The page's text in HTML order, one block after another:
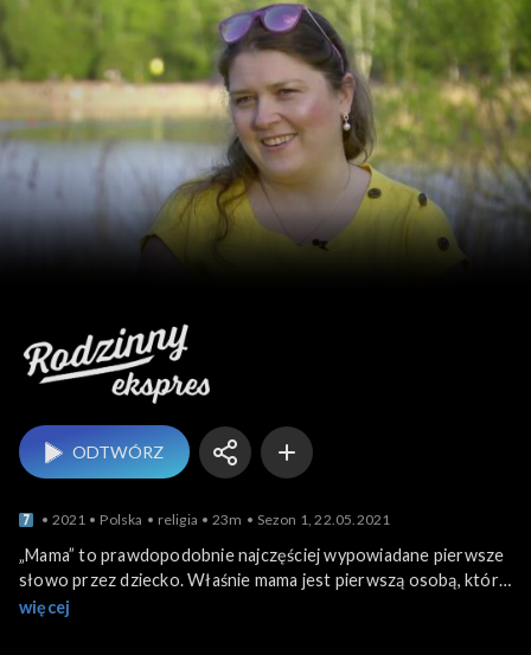
Rodzinny ekspres
ODTWÓRZ
2021 Polska religia 23m Sezon 1, 22.05.2021
„Mama” to prawdopodobnie najczęściej wypowiadane pierwsze
słowo przez dziecko. Właśnie mama jest pierwszą osobą, którą
obdarzamy miłością i od której uczymy się nie tylko jak mówić
więcej